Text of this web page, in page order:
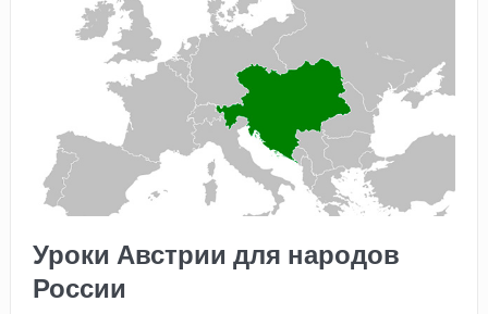
Уроки Австрии для народов
России